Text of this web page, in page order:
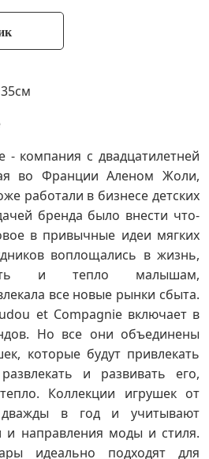
- компания с двадцатилетней
во Франции Аленом Жоли,
работали в бизнесе детских
бренда было внести что-
в привычные идеи мягких
воплощались в жизнь,
и тепло малышам,
все новые рынки сбыта.
et Compagnie включает в
Но все они объединены
которые будут привлекать
и развивать его,
Коллекции игрушек от
дважды в год и учитывают
и направления моды и стиля.
идеально подходят для